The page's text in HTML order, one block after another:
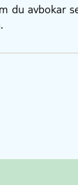
du avbokar